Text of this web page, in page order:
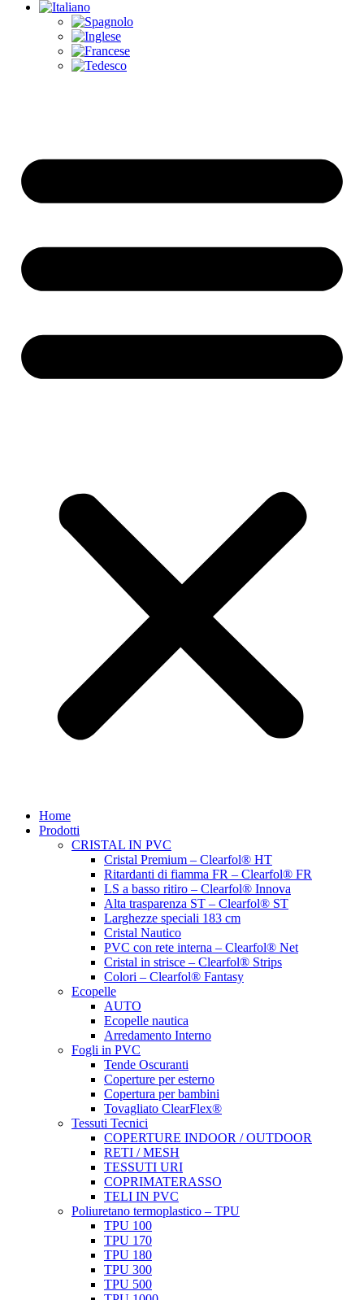
Home
Prodotti
CRISTAL IN PVC
Cristal Premium – Clearfol® HT
Ritardanti di fiamma FR – Clearfol® FR
LS a basso ritiro – Clearfol® Innova
Alta trasparenza ST – Clearfol® ST
Larghezze speciali 183 cm
Cristal Nautico
PVC con rete interna – Clearfol® Net
Cristal in strisce – Clearfol® Strips
Colori – Clearfol® Fantasy
Ecopelle
AUTO
Ecopelle nautica
Arredamento Interno
Fogli in PVC
Tende Oscuranti
Coperture per esterno
Copertura per bambini
Tovagliato ClearFlex®
Tessuti Tecnici
COPERTURE INDOOR / OUTDOOR
RETI / MESH
TESSUTI URI
COPRIMATERASSO
TELI IN PVC
Poliuretano termoplastico – TPU
TPU 100
TPU 170
TPU 180
TPU 300
TPU 500